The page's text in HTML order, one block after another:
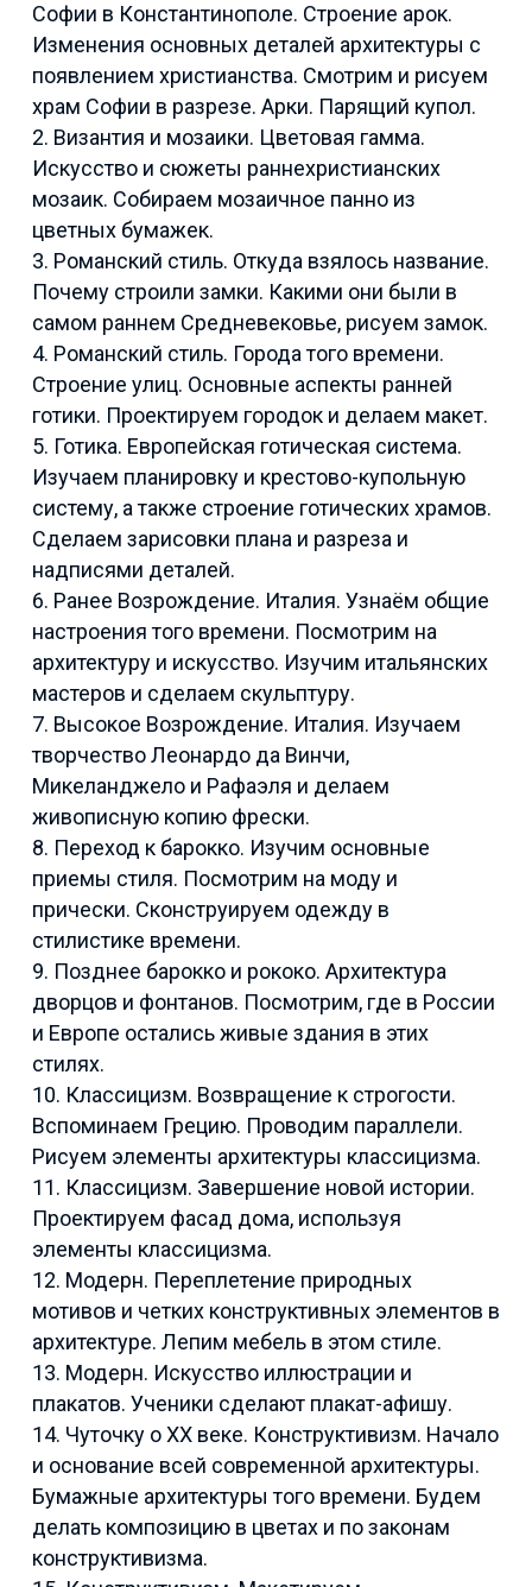
Софии в Константинополе. Строение арок.
Изменения основных деталей архитектуры с
появлением христианства. Смотрим и рисуем
храм Софии в разрезе. Арки. Парящий купол.
2. Византия и мозаики. Цветовая гамма.
Искусство и сюжеты раннехристианских
мозаик. Собираем мозаичное панно из
цветных бумажек.
3. Романский стиль. Откуда взялось название.
Почему строили замки. Какими они были в
самом раннем Средневековье, рисуем замок.
4. Романский стиль. Города того времени.
Строение улиц. Основные аспекты ранней
готики. Проектируем городок и делаем макет.
5. Готика. Европейская готическая система.
Изучаем планировку и крестово-купольную
систему, а также строение готических храмов.
Сделаем зарисовки плана и разреза и
надписями деталей.
6. Ранее Возрождение. Италия. Узнаём общие
настроения того времени. Посмотрим на
архитектуру и искусство. Изучим итальянских
мастеров и сделаем скульптуру.
7. Высокое Возрождение. Италия. Изучаем
творчество Леонардо да Винчи,
Микеланджело и Рафаэля и делаем
живописную копию фрески.
8. Переход к барокко. Изучим основные
приемы стиля. Посмотрим на моду и
прически. Сконструируем одежду в
стилистике времени.
9. Позднее барокко и рококо. Архитектура
дворцов и фонтанов. Посмотрим, где в России
и Европе остались живые здания в этих
стилях.
10. Классицизм. Возвращение к строгости.
Вспоминаем Грецию. Проводим параллели.
Рисуем элементы архитектуры классицизма.
11. Классицизм. Завершение новой истории.
Проектируем фасад дома, используя
элементы классицизма.
12. Модерн. Переплетение природных
мотивов и четких конструктивных элементов в
архитектуре. Лепим мебель в этом стиле.
13. Модерн. Искусство иллюстрации и
плакатов. Ученики сделают плакат-афишу.
14. Чуточку о ХХ веке. Конструктивизм. Начало
и основание всей современной архитектуры.
Бумажные архитектуры того времени. Будем
делать композицию в цветах и по законам
конструктивизма.